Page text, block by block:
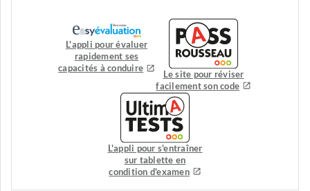
L'appli pour évaluer
rapidement ses
capacités à conduire
Le site pour réviser
facilement son code
L'appli pour s'entraîner
sur tablette en
condition d'examen